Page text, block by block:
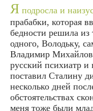
Я подросла и
прабабки, которая
бедности решила из
одного, Володьку,
Владимир
русский психиатр и
поставил Сталину
несколько дней
обстоятельствах
меня тоже были